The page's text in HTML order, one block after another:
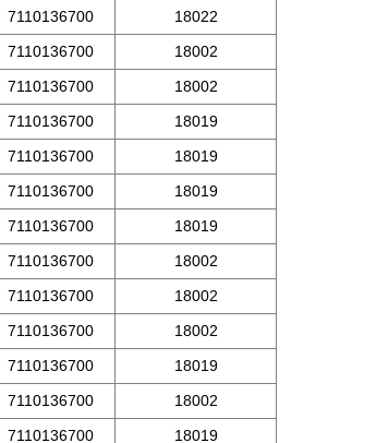
7110136700
18022
7110136700
18002
7110136700
18002
7110136700
18019
7110136700
18019
7110136700
18019
7110136700
18019
7110136700
18002
7110136700
18002
7110136700
18002
7110136700
18019
7110136700
18002
7110136700 18019